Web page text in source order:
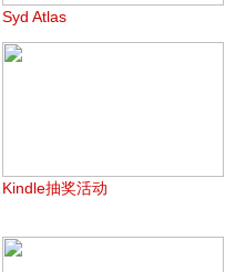
Syd Atlas
Kindle抽奖活动